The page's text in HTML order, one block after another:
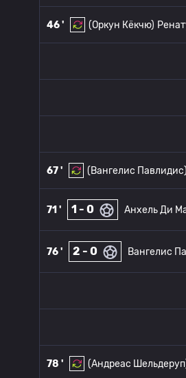
46 ' (Оркун Кёкчю)
67 ' (Вангелис Павлидис)
71 ' 1 - 0 Анхель Ди
76 ' 2 - 0 Вангелис
78 ' (Андреас